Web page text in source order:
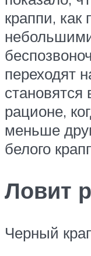
краппи, как
переходят
рационе,
меньше
белого
Ловит
Черный